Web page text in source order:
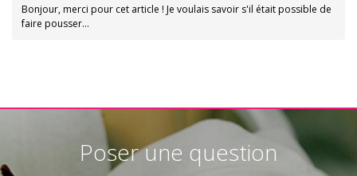
Bonjour, merci pour cet article ! Je voulais savoir s'il était possible de
faire pousser…
Poser une question